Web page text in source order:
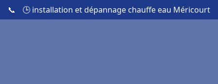
📞 🕒 installation et dépannage chauffe eau Méricourt